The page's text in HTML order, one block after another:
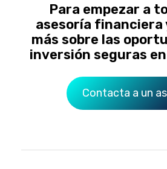
Para empezar a
asesoría financiera
más sobre las
inversión seguras
Contacta a un